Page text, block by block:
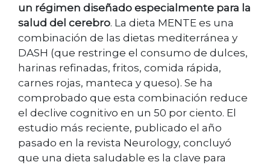
un régimen diseñado especialmente para la
salud del cerebro. La dieta MENTE es una
combinación de las dietas mediterránea y
DASH (que restringe el consumo de dulces,
harinas refinadas, fritos, comida rápida,
carnes rojas, manteca y queso). Se ha
comprobado que esta combinación reduce
el declive cognitivo en un 50 por ciento. El
estudio más reciente, publicado el año
pasado en la revista Neurology, concluyó
que una dieta saludable es la clave para